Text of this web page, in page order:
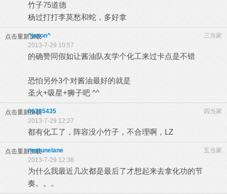
竹子75道德
杨过打打李莫愁和蛇，多好拿
点击重新加载 三当家
^jason^
2013-7-29 10:57
的确赞同假如让酱油队友学个化工来过卡点是不错
恐怕另外3个对酱油最好的就是
圣火+吸星+狮子吧 ^^
点击重新加载 四当家
66385435
2013-7-29 12:27
都有化工了，阵容没小竹子，不合理啊，LZ
点击重新加载 五当家
neptunelane
2013-7-29 12:38
为什么我最近几次都是最后了才想起来去拿化功的节
奏。。。